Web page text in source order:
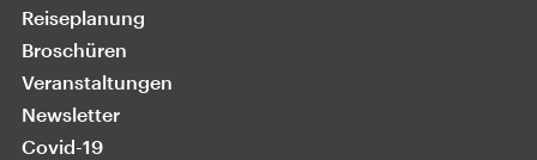
Reiseplanung
Broschüren
Veranstaltungen
Newsletter
Covid-19